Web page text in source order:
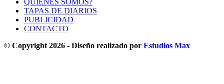
QUIENES SOMOS?
TAPAS DE DIARIOS
PUBLICIDAD
CONTACTO
© Copyright 2026 - Diseño realizado por Estudios Max